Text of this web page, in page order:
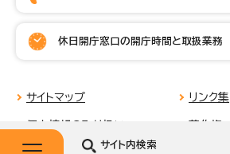
サイト内検索
休日開庁窓口の開庁時間と取扱業務
サイトマップ リンク集
個人情報の取り扱い 著作権